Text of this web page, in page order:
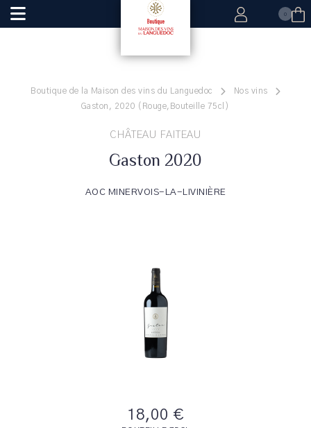
0
Boutique de la Maison des vins du Languedoc
Nos vins
Gaston, 2020 (Rouge,Bouteille 75cl)
CHÂTEAU FAITEAU
Gaston 2020
AOC MINERVOIS-LA-LIVINIÈRE
18,00 €